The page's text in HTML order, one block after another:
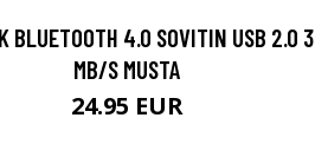
BLUETOOTH 4.0 SOVITIN USB 2.0 3
MB/S MUSTA
24.95 EUR